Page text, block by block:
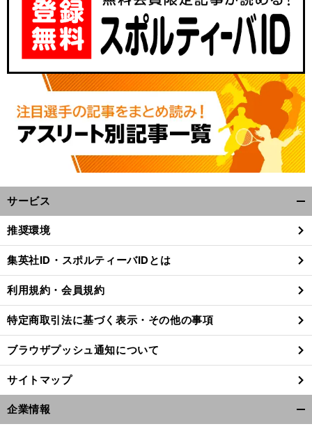
サービス
閉
る
推奨環境
集英社ID・スポルティーバIDとは
利用規約・会員規約
特定商取引法に基づく表示・その他の事項
ブラウザプッシュ通知について
サイトマップ
企業情報